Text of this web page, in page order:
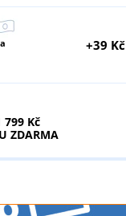
+39 Kč
799 Kč
ZDARMA